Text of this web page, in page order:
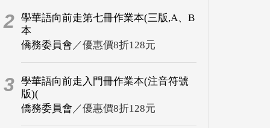
2 學華語向前走第七冊作業本(三版,A、B
本
僑務委員會 ／優惠價8折128元
3 學華語向前走入門冊作業本(注音符號
版)(
僑務委員會 ／優惠價8折128元